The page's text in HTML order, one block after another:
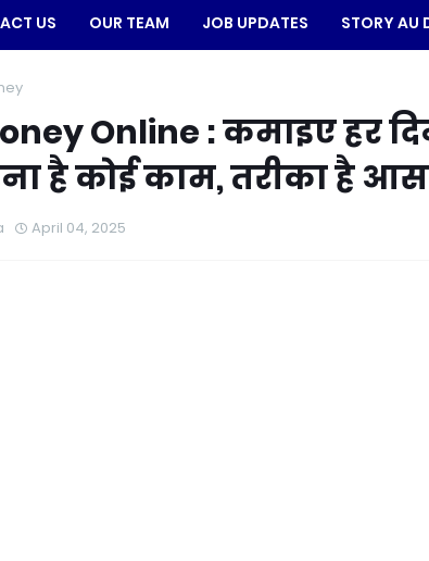
US OUR TEAM JOB UPDATES STORY AU
Online : कमाइए हर
है कोई काम, तरीका है
April 04, 2025